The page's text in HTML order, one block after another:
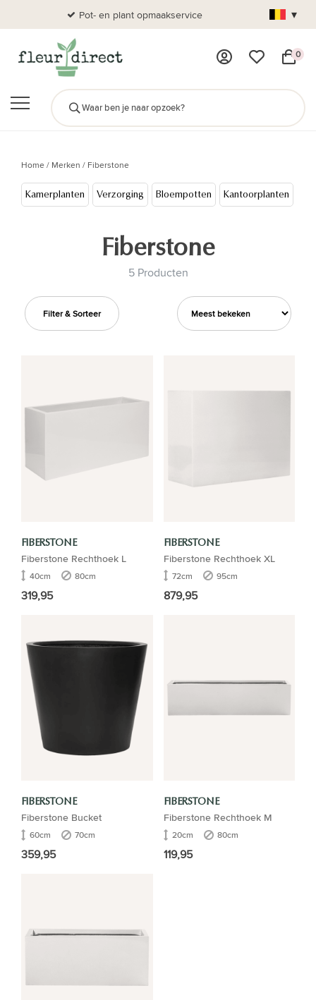
Pot- en plant opmaakservice ▾
0
Home/ Merken / Fiberstone
Kamerplanten Verzorging Bloempotten Kantoorplanten
Fiberstone
5 Producten
Filter & Sorteer
FIBERSTONE
Fiberstone Rechthoek L
40cm 80cm
319,95
FIBERSTONE
Fiberstone Rechthoek XL
72cm 95cm
879,95
FIBERSTONE
Fiberstone Bucket
60cm 70cm
359,95
FIBERSTONE
Fiberstone Rechthoek M
20cm 80cm
119,95